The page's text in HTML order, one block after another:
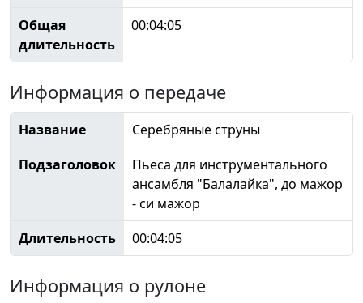
Общая
длительность
00:04:05
Информация о передаче
Название
Серебряные струны
Подзаголовок
Пьеса для инструментального
ансамбля "Балалайка", до мажор
- си мажор
Длительность
00:04:05
Информация о рулоне